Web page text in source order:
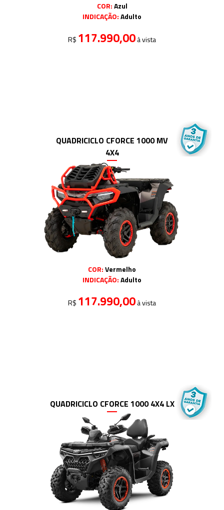
COR:Azul
INDICAÇÃO:Adulto
R$ 117.990,00à vista
QUADRICICLO CFORCE 1000 MV
4X4
COR:Vermelho
INDICAÇÃO:Adulto
R$ 117.990,00à vista
QUADRICICLO CFORCE 1000 4X4 LX